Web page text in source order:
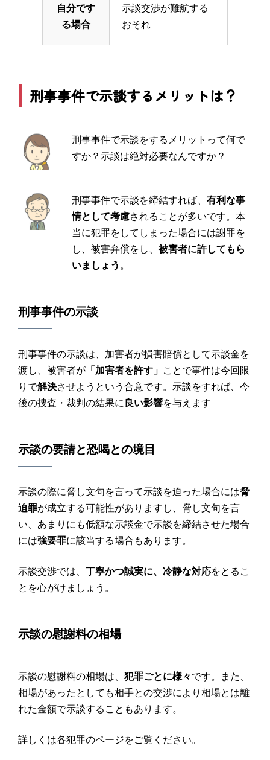
自分です
る場合
示談交渉が難航する
おそれ
刑事事件で示談するメリットは？
刑事事件で示談をするメリットって何で
すか？示談は絶対必要なんですか？
刑事事件で示談を締結すれば、有利な事
情として考慮されることが多いです。本
当に犯罪をしてしまった場合には謝罪を
し、被害弁償をし、被害者に許してもら
いましょう 。
刑事事件の示談
刑事事件の示談は、加害者が損害賠償として示談金を
渡し、被害者が「加害者を許す」 ことで事件は今回限
りで解決させようという合意です。示談をすれば、今
後の捜査・裁判の結果に 良い影響を与えます
示談の要請と恐喝との境目
示談の際に脅し文句を言って示談を迫った場合には脅
迫罪が成立する可能性がありますし、脅し文句を言
い、あまりにも低額な示談金で示談を締結させた場合
には強要罪に該当する場合もあります。
示談交渉では、 丁寧かつ誠実に、冷静な対応をとるこ
とを心がけましょう。
示談の慰謝料の相場
示談の慰謝料の相場は、 犯罪ごとに様々です。また、
相場があったとしても相手との交渉により相場とは離
れた金額で示談することもあります。
詳しくは各犯罪のページをご覧ください。